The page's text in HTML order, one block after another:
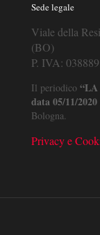
Sede legale
Viale della
(BO)
P. IVA:
Il periodico “LA
data 05/11/2020
Bologna.
Privacy e